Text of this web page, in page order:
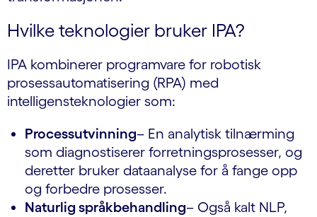
Hvilke teknologier bruker IPA?
IPA kombinerer programvare for robotisk
prosessautomatisering (RPA) med
intelligensteknologier som:
Processutvinning– En analytisk tilnærming
som diagnostiserer forretningsprosesser, og
deretter bruker dataanalyse for å fange opp
og forbedre prosesser.
Naturlig språkbehandling– Også kalt NLP,